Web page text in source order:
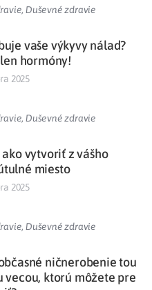
,Duševné zdravie
vaše výkyvy nálad?
hormóny!
2025
,Duševné zdravie
vytvoriť z vášho
miesto
2025
,Duševné zdravie
ničnerobenie tou
vecou, ktorú môžete pre